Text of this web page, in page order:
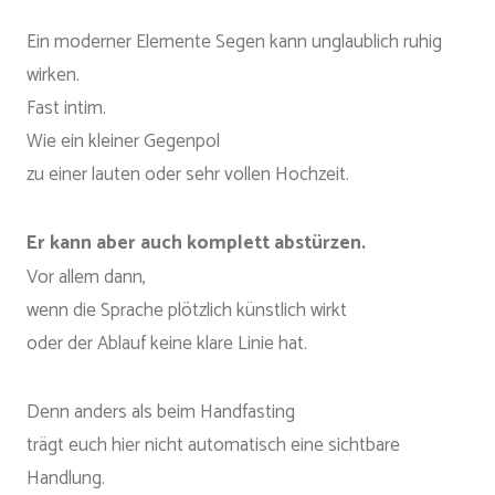
Ein moderner Elemente Segen kann unglaublich ruhig
wirken.
Fast intim.
Wie ein kleiner Gegenpol
zu einer lauten oder sehr vollen Hochzeit.
Er kann aber auch komplett abstürzen.
Vor allem dann,
wenn die Sprache plötzlich künstlich wirkt
oder der Ablauf keine klare Linie hat.
Denn anders als beim Handfasting
trägt euch hier nicht automatisch eine sichtbare
Handlung.